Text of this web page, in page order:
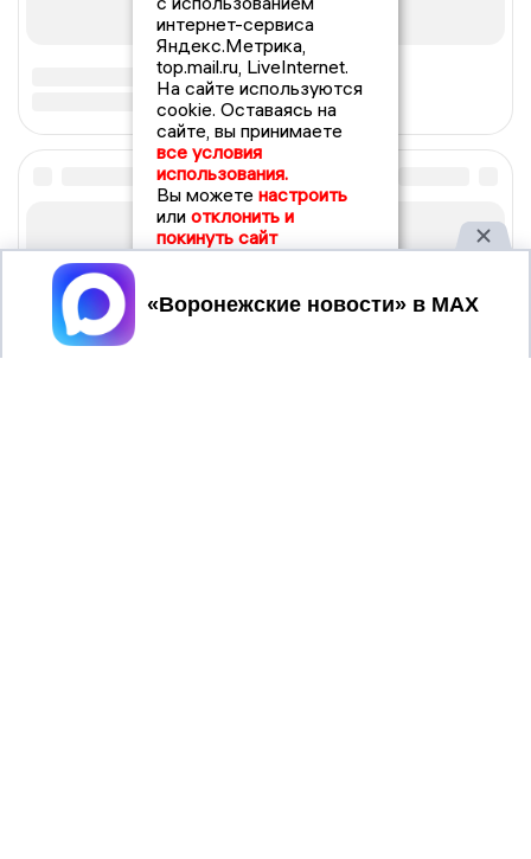
интернет-сервиса
Яндекс.Метрика,
top.mail.ru, LiveInternet.
На сайте используются
cookie. Оставаясь на
сайте, вы принимаете
все условия
использования.
Вы можете настроить
или отклонить и
покинуть сайт
Принять